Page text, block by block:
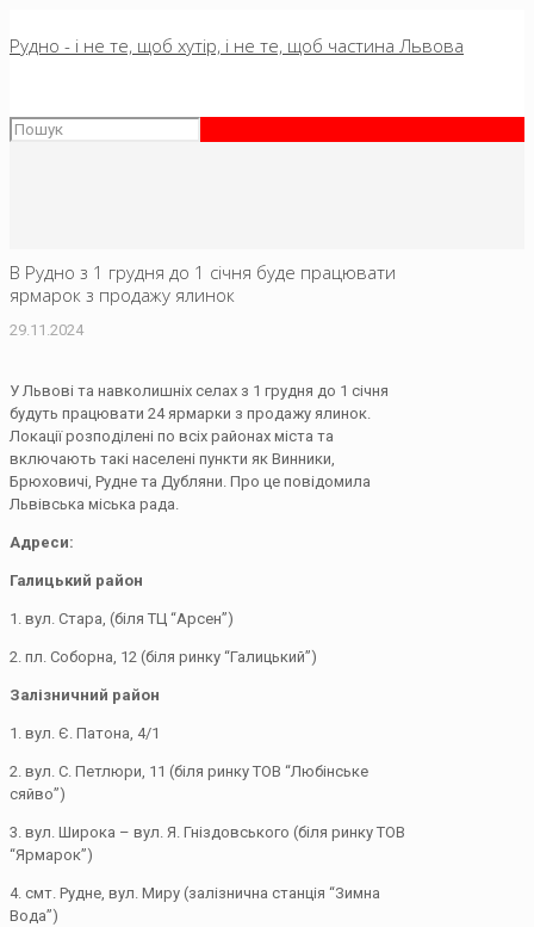
Рудно - і не те, щоб хутір, і не те, щоб частина Львова
В Рудно з 1 грудня до 1 січня буде працювати
ярмарок з продажу ялинок
29.11.2024
У Львові та навколишніх селах з 1 грудня до 1 січня
будуть працювати 24 ярмарки з продажу ялинок.
Локації розподілені по всіх районах міста та
включають такі населені пункти як Винники,
Брюховичі, Рудне та Дубляни. Про це повідомила
Львівська міська рада.
Адреси:
Галицький район
1. вул. Стара, (біля ТЦ “Арсен”)
2. пл. Соборна, 12 (біля ринку “Галицький”)
Залізничний район
1. вул. Є. Патона, 4/1
2. вул. С. Петлюри, 11 (біля ринку ТОВ “Любінське
сяйво”)
3. вул. Широка – вул. Я. Гніздовського (біля ринку ТОВ
“Ярмарок”)
4. смт. Рудне, вул. Миру (залізнична станція “Зимна
Вода”)